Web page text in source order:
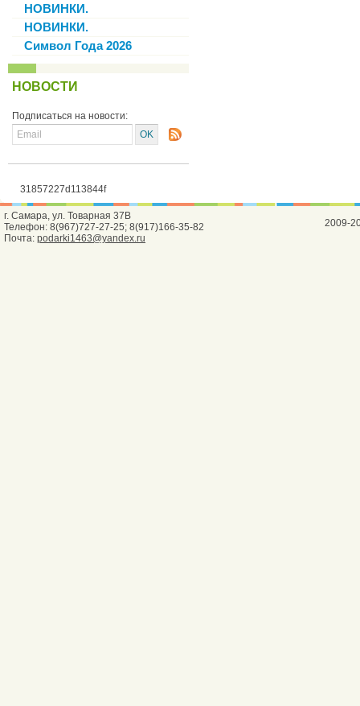
НОВИНКИ.
НОВИНКИ.
Символ Года 2026
НОВОСТИ
Подписаться на новости:
31857227d113844f
г. Самара, ул. Товарная 37В
Телефон: 8(967)727-27-25; 8(917)166-35-82
Почта: podarki1463@yandex.ru
2009-